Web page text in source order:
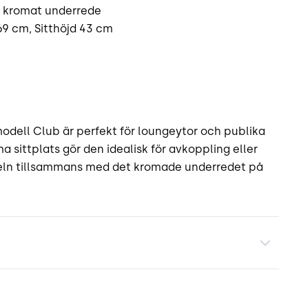
underrede
cm, Sitthöjd 43 cm
Club är perfekt för loungeytor och publika
sittplats gör den idealisk för avkoppling eller
tillsammans med det kromade underredet på